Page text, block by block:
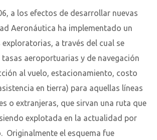
a los efectos de desarrollar nuevas
Aeronáutica ha implementado un
a través del cual se
aeroportuarias y de navegación
al vuelo, estacionamiento, costo
en tierra) para aquellas líneas
o extranjeras, que sirvan una ruta que
explotada en la actualidad por
Originalmente el esquema fue